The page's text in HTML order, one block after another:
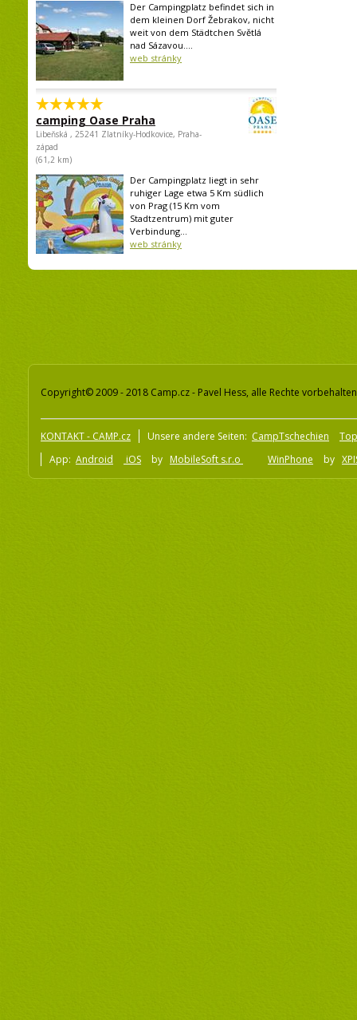
Der Campingplatz befindet sich in
dem kleinen Dorf Žebrakov, nicht
weit von dem Städtchen Světlá
nad Sázavou....
web stránky
camping Oase Praha
Libeňská , 25241 Zlatníky-Hodkovice, Praha-
západ
(61,2 km)
Der Campingplatz liegt in sehr
ruhiger Lage etwa 5 Km südlich
von Prag (15 Km vom
Stadtzentrum) mit guter
Verbindung...
web stránky
Copyright© 2009 - 2018 Camp.cz - Pavel Hess, alle Rechte vorbehalten
KONTAKT - CAMP.cz Unsere andere Seiten: CampTschechien
App: Android iOS by MobileSoft s.r.o WinPhone by